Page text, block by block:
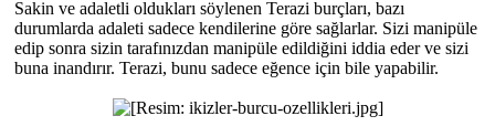
Sakin ve adaletli oldukları söylenen Terazi burçları, bazı
durumlarda adaleti sadece kendilerine göre sağlarlar. Sizi manipüle
edip sonra sizin tarafınızdan manipüle edildiğini iddia eder ve sizi
buna inandırır. Terazi, bunu sadece eğence için bile yapabilir.